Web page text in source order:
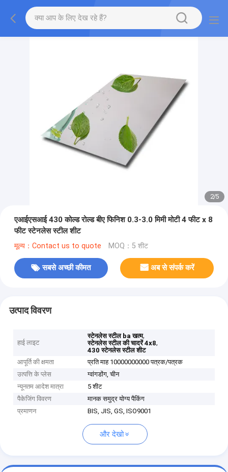
2/5
एआईएसआई 430 कोल्ड रोल्ड बीए फिनिश 0.3-3.0 मिमी मोटी 4 फीट x 8
फीट स्टेनलेस स्टील शीट
मूल्य：Contact us to quote MOQ：5 शीट
सबसे अच्छी कीमत अब से संपर्क करें
उत्पाद विवरण
हाई लाइट
स्टेनलेस स्टील ba खत्म,
स्टेनलेस स्टील की चादरें 4x8,
430 स्टेनलेस स्टील शीट
आपूर्ति की क्षमता
प्रति माह 10000000000 पत्रक/पत्रक
उत्पत्ति के प्लेस
ग्वांगडोंग, चीन
न्यूनतम आदेश मात्रा
5 शीट
पैकेजिंग विवरण
मानक समुद्र योग्य पैकिंग
प्रमाणन
BIS, JIS, GS, ISO9001
और देखो